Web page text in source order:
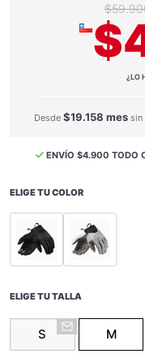
¿LO
Desde $19.158 mes sin
ENVÍO $4.900 TODO
ELIGE TU COLOR
ELIGE TU TALLA
S M